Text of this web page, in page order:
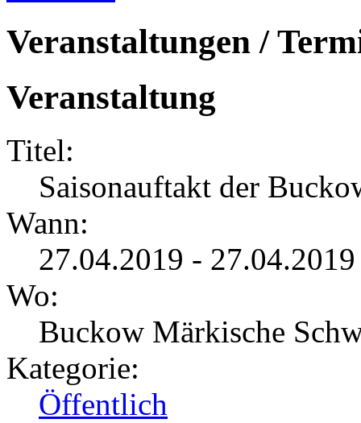
Veranstaltungen /
Veranstaltung
Titel:
Saisonauftakt der
Wann:
27.04.2019 -
Wo:
Buckow Märkische
Kategorie:
Öffentlich